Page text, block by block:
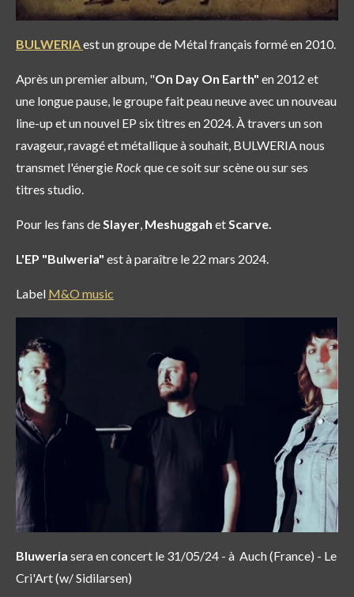
BULWERIAest un groupe de Métal français formé en 2010.
Après un premier album, "On Day On Earth" en 2012 et
une longue pause, le groupe fait peau neuve avec un nouveau
line-up et un nouvel EP six titres en 2024. À travers un son
ravageur, ravagé et métallique à souhait, BULWERIA nous
transmet l'énergie Rockque ce soit sur scène ou sur ses
titres studio.
Pour les fans deSlayer, Meshuggah etScarve.
L'EP "Bulweria" est à paraître le 22 mars 2024.
Label M&O music
Bluweria sera en concert le 31/05/24 - à Auch (France) - Le
Cri'Art (w/ Sidilarsen)